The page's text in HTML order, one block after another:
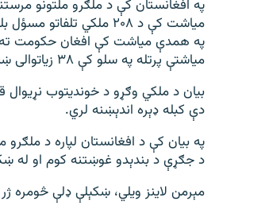
په افغانستان کې د ملګرو ملتونو
میاشتې پرتله په سلو کې ۳۸ زیاتوالی ښيي.
بیان د ملکي وګړو د خوندیتوب نړیوال
دې کبله ډېره اندېښنه لري.
په بیان کې د افغانستان لپاره د ملګرو
د جګړې د بندېدو غوښتنه کوم او له
مېرمن لاینز ویلي، ښکېلې ډلې